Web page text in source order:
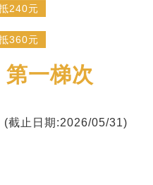
240元
360元
一梯次
(截止日期:2026/05/31)